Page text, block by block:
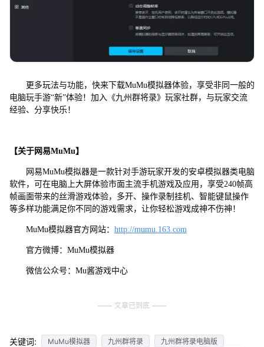
更多玩法与功能，快来下载MuMu模拟器体验，享受非同一般的
电脑玩手游“新”体验！加入《九州群将录》玩家社群，与玩家交流
经验、分享快乐！
【关于网易MuMu】
网易MuMu模拟器是一款针对手游玩家开发的安卓模拟器类电脑
软件，可在电脑上大屏体验市面主流手机游戏及应用，享受240帧高
帧画面带来的丝滑游戏体验，多开、操作录制挂机、智能键鼠操作
等多样功能满足你不同的游戏需求，让你轻松游戏成神不伤神！
MuMu模拟器官方网站： http://mumu.163.com
官方微博：MuMu模拟器
微信公众号：Mu酱游戏中心
文章已到底
关键词: MuMu模拟器 九州群将录
九州群将录电脑版